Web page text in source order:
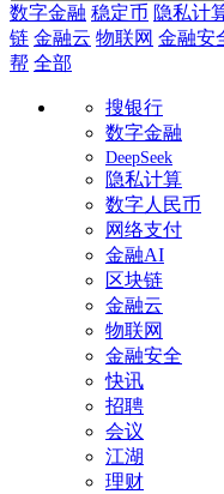
数字金融 稳定币 隐私计
链 金融云 物联网 金融安
帮 全部
搜银行
数字金融
DeepSeek
隐私计算
数字人民币
网络支付
金融AI
区块链
金融云
物联网
金融安全
快讯
招聘
会议
江湖
理财